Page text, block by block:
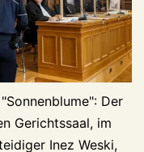
Der
Gerichtssaal, im
Inez Weski,